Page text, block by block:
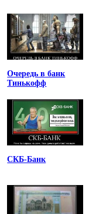
Очередь в банк
Тинькофф
СКБ-Банк